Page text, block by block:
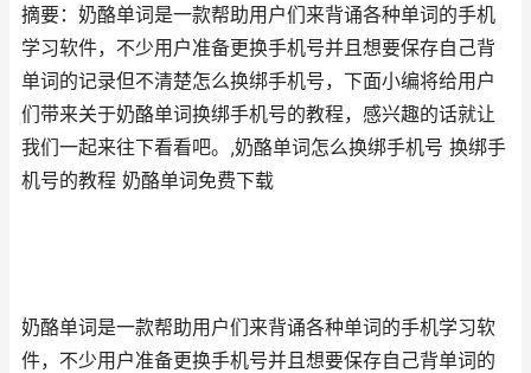
摘要：奶酪单词是一款帮助用户们来背诵各种单词的手机
学习软件，不少用户准备更换手机号并且想要保存自己背
单词的记录但不清楚怎么换绑手机号，下面小编将给用户
们带来关于奶酪单词换绑手机号的教程，感兴趣的话就让
我们一起来往下看看吧。,奶酪单词怎么换绑手机号 换绑手
机号的教程 奶酪单词免费下载
奶酪单词是一款帮助用户们来背诵各种单词的手机学习软
件，不少用户准备更换手机号并且想要保存自己背单词的